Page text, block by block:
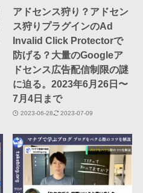
アドセンス狩り？アドセン
ス狩りプラグインのAd
Invalid Click Protectorで
防げる？大量のGoogleア
ドセンス広告配信制限の謎
に迫る。2023年6月26日〜
7月4日まで
2023-06-28 2023-07-09